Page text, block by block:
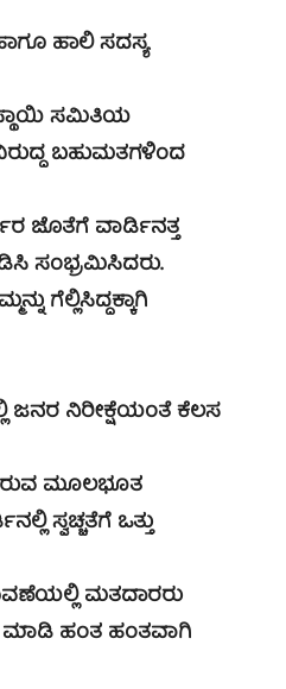
ಹಾಲಿ ಸದಸ್ಯ
ಸಮಿತಿಯ
ಬಹುಮತಗಳಿಂದ
ಜೊತೆಗೆ ವಾರ್ಡಿನತ್ತ
ಸಂಭ್ರಮಿಸಿದರು.
ಗೆಲ್ಲಿಸಿದ್ದಕ್ಕಾಗಿ
ನಿರೀಕ್ಷೆಯಂತೆ ಕೆಲಸ
ಮೂಲಭೂತ
ಸ್ವಚ್ಚತೆಗೆ ಒತ್ತು
ಮತದಾರರು
ಮಾಡಿ ಹಂತ ಹಂತವಾಗಿ